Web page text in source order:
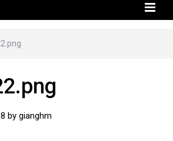
by gianghm